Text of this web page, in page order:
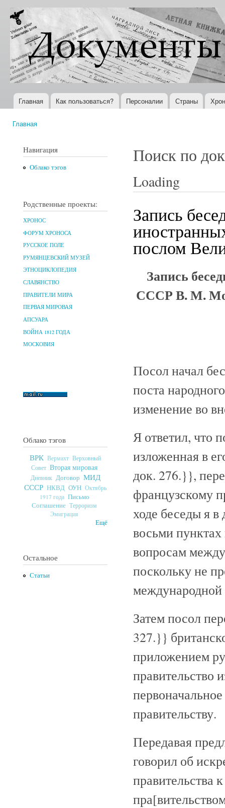
Документы
XX века
Всемирная
история в
Интернете
Главное меню
Главная Как пользоваться? Персоналии Страны
Главная
Навигация
Облако тэгов
Родственные проекты:
ХРОНОС
ФОРУМ ХРОНОСА
РУССКОЕ ПОЛЕ
РУМЯНЦЕВСКИЙ МУЗЕЙ
ЭТНОЦИКЛОПЕДИЯ
СЛАВЯНСТВО
ПРАВИТЕЛИ МИРА
ПЕРВАЯ МИРОВАЯ
АПСУАРА
ВОЙНА 1812 ГОДА
МОСКОВИЯ
Облако тэгов
ВРК Вермахт Верховный
Совет Вторая мировая
Дневник Договор МИД
СССР НКВД ОУН Октябрь
1917 года Письмо
Соглашение Терроризм
Эмиграция
Ещё
Остальное
Статьи
Поиск по
Loading
Запись
послом
Запись
СССР В. М.
Посол начал
поста
изменение во
Я ответил, что
изложенная в
док. 276.}},
французскому
ходе беседы я
восьми пунктах
вопросам
поскольку не
международной
Затем посол
327.}}
приложением
правительство
правительству.
Передавая
говорил об
правительства